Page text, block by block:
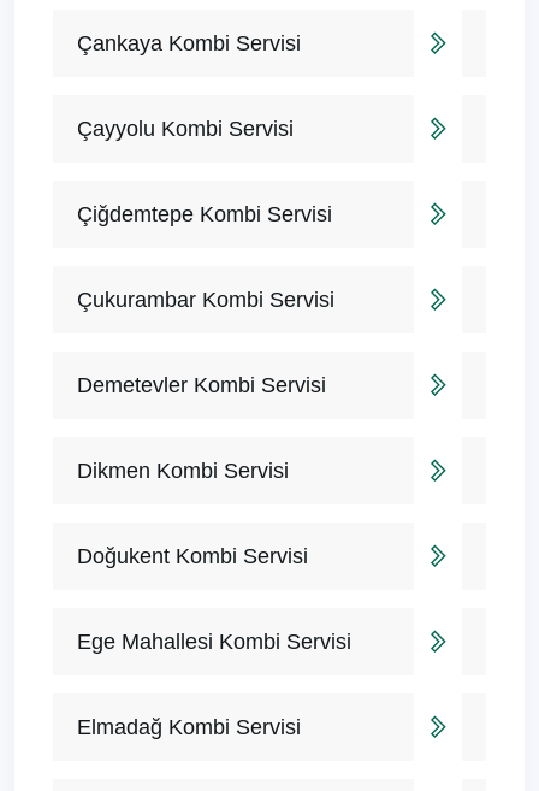
Çankaya Kombi Servisi
Çayyolu Kombi Servisi
Çiğdemtepe Kombi Servisi
Çukurambar Kombi Servisi
Demetevler Kombi Servisi
Dikmen Kombi Servisi
Doğukent Kombi Servisi
Ege Mahallesi Kombi Servisi
Elmadağ Kombi Servisi